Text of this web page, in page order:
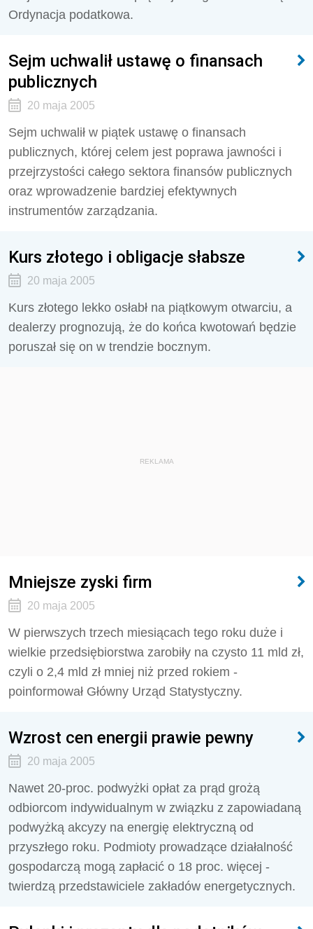
Ordynacja podatkowa.
Sejm uchwalił ustawę o finansach
publicznych
20 maja 2005
Sejm uchwalił w piątek ustawę o finansach
publicznych, której celem jest poprawa jawności i
przejrzystości całego sektora finansów publicznych
oraz wprowadzenie bardziej efektywnych
instrumentów zarządzania.
Kurs złotego i obligacje słabsze
20 maja 2005
Kurs złotego lekko osłabł na piątkowym otwarciu, a
dealerzy prognozują, że do końca kwotowań będzie
poruszał się o­n w trendzie bocznym.
REKLAMA
Mniejsze zyski firm
20 maja 2005
W pierwszych trzech miesiącach tego roku duże i
wielkie przedsiębiorstwa zarobiły na czysto 11 mld zł,
czyli o 2,4 mld zł mniej niż przed rokiem -
poinformował Główny Urząd Statystyczny.
Wzrost cen energii prawie pewny
20 maja 2005
Nawet 20-proc. podwyżki opłat za prąd grożą
odbiorcom indywidualnym w związku z zapowiadaną
podwyżką akcyzy na energię elektryczną od
przyszłego roku. Podmioty prowadzące działalność
gospodarczą mogą zapłacić o 18 proc. więcej -
twierdzą przedstawiciele zakładów energetycznych.